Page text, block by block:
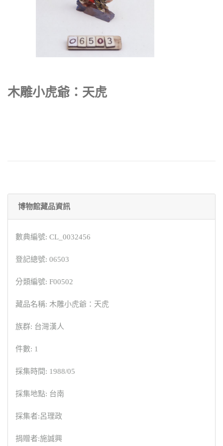
木雕小虎爺：天虎
博物館藏品資訊
數典編號: CL_0032456
登記總號: 06503
分類編號: F00502
藏品名稱: 木雕小虎爺：天虎
族群: 台灣漢人
件數: 1
採集時間: 1988/05
採集地點: 台南
採集者:呂理政
捐贈者:施誠興